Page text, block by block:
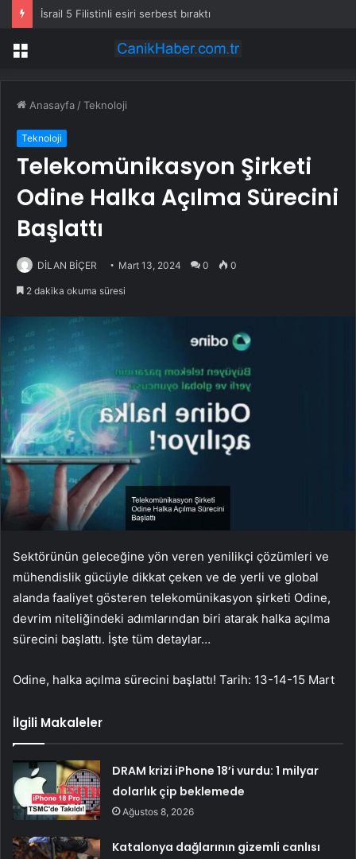
İsrail 5 Filistinli esiri serbest bıraktı
Menü
Anasayfa /Teknoloji
Teknoloji
Telekomünikasyon Şirketi
Odine Halka Açılma Sürecini
Başlattı
DİLAN BİÇER Mart 13, 2024 0 0
2 dakika okuma süresi
Sektörünün geleceğine yön veren yenilikçi çözümleri ve
mühendislik gücüyle dikkat çeken ve de yerli ve global
alanda faaliyet gösteren telekomünikasyon şirketi Odine,
devrim niteliğindeki adımlarından biri atarak halka açılma
sürecini başlattı. İşte tüm detaylar…
Odine, halka açılma sürecini başlattı! Tarih: 13-14-15 Mart
İlgili Makaleler
DRAM krizi iPhone 18’i vurdu: 1 milyar
dolarlık çip beklemede
Ağustos 8, 2026
Katalonya dağlarının gizemli canlısı